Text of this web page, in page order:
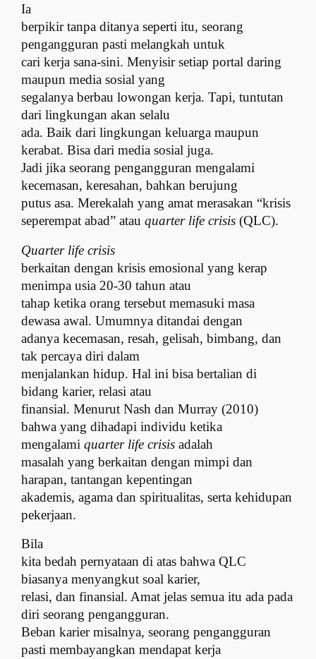
Ia
berpikir tanpa ditanya seperti itu, seorang
pengangguran pasti melangkah untuk
cari kerja sana-sini. Menyisir setiap portal daring
maupun media sosial yang
segalanya berbau lowongan kerja. Tapi, tuntutan
dari lingkungan akan selalu
ada. Baik dari lingkungan keluarga maupun
kerabat. Bisa dari media sosial juga.
Jadi jika seorang pengangguran mengalami
kecemasan, keresahan, bahkan berujung
putus asa. Merekalah yang amat merasakan “krisis
seperempat abad” atauquarter life crisis (QLC).
Quarter life crisis
berkaitan dengan krisis emosional yang kerap
menimpa usia 20-30 tahun atau
tahap ketika orang tersebut memasuki masa
dewasa awal. Umumnya ditandai dengan
adanya kecemasan, resah, gelisah, bimbang, dan
tak percaya diri dalam
menjalankan hidup. Hal ini bisa bertalian di
bidang karier, relasi atau
finansial. Menurut Nash dan Murray (2010)
bahwa yang dihadapi individu ketika
mengalamiquarter life crisisadalah
masalah yang berkaitan dengan mimpi dan
harapan, tantangan kepentingan
akademis, agama dan spiritualitas, serta kehidupan
pekerjaan.
Bila
kita bedah pernyataan di atas bahwa QLC
biasanya menyangkut soal karier,
relasi, dan finansial. Amat jelas semua itu ada pada
diri seorang pengangguran.
Beban karier misalnya, seorang pengangguran
pasti membayangkan mendapat kerja